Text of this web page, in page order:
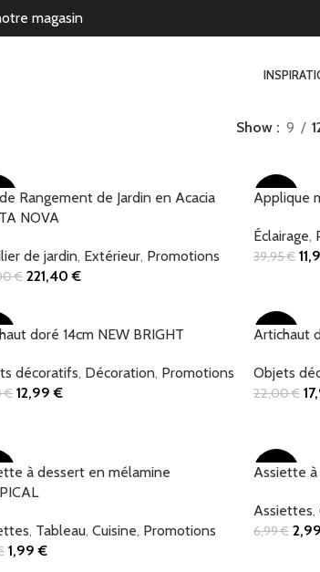
magasin
Show 9
Rangement de Jardin en Acacia
NOVA
de jardin, Extérieur, Promotions
€ 221,40€
-70%
Applique
Éclairage,
39,95€
doré 14cm NEW BRIGHT
décoratifs, Décoration, Promotions
€ 12,99€
-18%
Artichaut
Objets
22,00€
à dessert en mélamine
, Tableau, Cuisine, Promotions
1,99€
-57%
Assiette à
Assiettes,
6,99€